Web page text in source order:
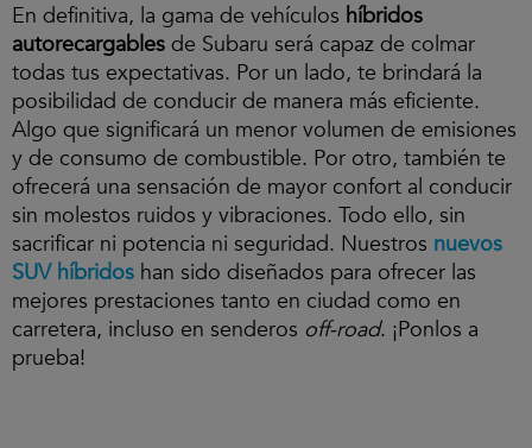
En definitiva, la gama de vehículos híbridos
autorecargables de Subaru será capaz de colmar
todas tus expectativas. Por un lado, te brindará la
posibilidad de conducir de manera más eficiente.
Algo que significará un menor volumen de emisiones
y de consumo de combustible. Por otro, también te
ofrecerá una sensación de mayor confort al conducir
sin molestos ruidos y vibraciones. Todo ello, sin
sacrificar ni potencia ni seguridad. Nuestros nuevos
SUV híbridos han sido diseñados para ofrecer las
mejores prestaciones tanto en ciudad como en
carretera, incluso en senderos off-road. ¡Ponlos a
prueba!